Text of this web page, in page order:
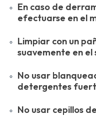
En caso de
efectuarse en el
Limpiar con un
suavemente en
No usar
detergentes
No usar cepillos